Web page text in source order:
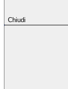
Chiudi